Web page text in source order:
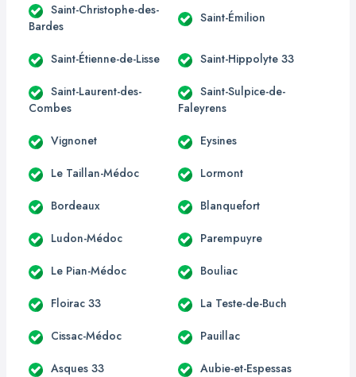
Saint-Christophe-des-
Bardes
Saint-Émilion
Saint-Étienne-de-Lisse Saint-Hippolyte 33
Saint-Laurent-des-
Combes
Saint-Sulpice-de-
Faleyrens
Vignonet Eysines
Le Taillan-Médoc Lormont
Bordeaux Blanquefort
Ludon-Médoc Parempuyre
Le Pian-Médoc Bouliac
Floirac 33 La Teste-de-Buch
Cissac-Médoc Pauillac
Asques 33 Aubie-et-Espessas